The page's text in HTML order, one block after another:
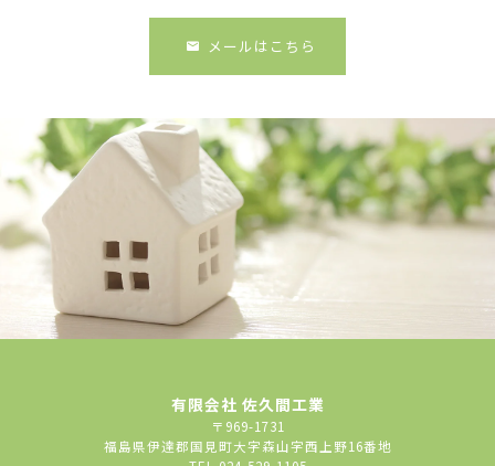
メールはこちら
有限会社 佐久間工業
〒969-1731
福島県伊達郡国見町大字森山字西上野16番地